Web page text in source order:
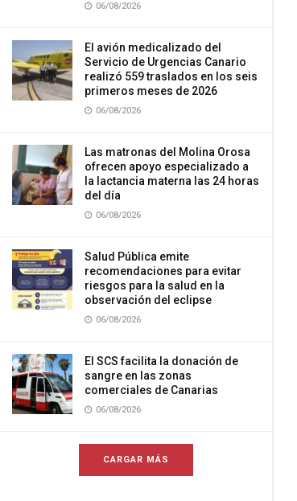
06/08/2026
El avión medicalizado del
Servicio de Urgencias Canario
realizó 559 traslados en los seis
primeros meses de 2026
06/08/2026
Las matronas del Molina Orosa
ofrecen apoyo especializado a
la lactancia materna las 24 horas
del día
06/08/2026
Salud Pública emite
recomendaciones para evitar
riesgos para la salud en la
observación del eclipse
06/08/2026
El SCS facilita la donación de
sangre en las zonas
comerciales de Canarias
06/08/2026
CARGAR MÁS